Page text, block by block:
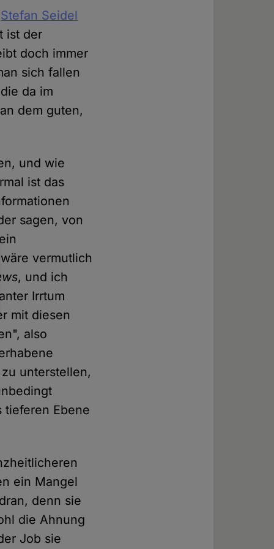
Stefan Seidel
ist der
doch immer
sich fallen
da im
dem guten,
und wie
ist das
sagen, von
vermutlich
, und ich
Irrtum
mit diesen
also
unterstellen,
Ebene
ein Mangel
denn sie
die Ahnung
Job sie